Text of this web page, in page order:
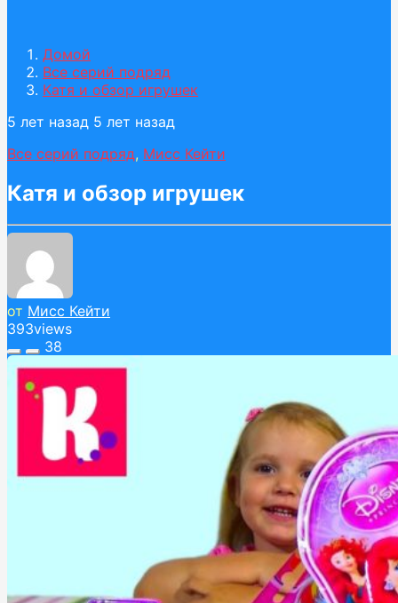
Домой
Все серий подряд
Катя и обзор игрушек
5 лет назад 5 лет назад
Все серий подряд, Мисс Кейти
Катя и обзор игрушек
от Мисс Кейти
393views
38